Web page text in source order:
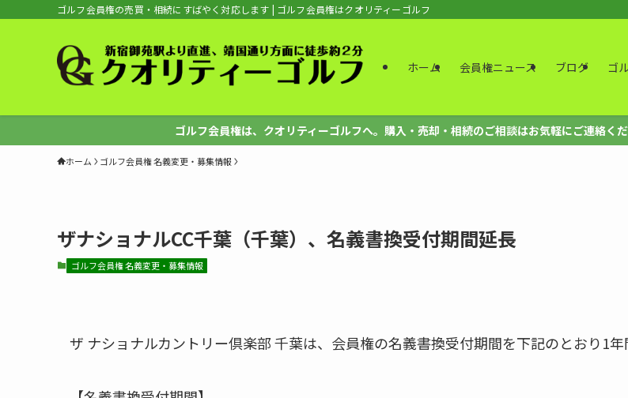
ゴルフ会員権の売買・相続にすばやく対応します | ゴルフ会員権はクオリティーゴルフ
ホーム 会員権ニュース ブログ ゴ
ゴルフ会員権は、クオリティーゴルフへ。購入・売却・相続のご相談はお気軽にご連絡
ホーム ゴルフ会員権 名義変更・募集情報
ザナショナルCC千葉（千葉）、名義書換受付期間延長
ゴルフ会員権 名義変更・募集情報
ザ ナショナルカントリー倶楽部 千葉は、会員権の名義書換受付期間を下記のとおり1年